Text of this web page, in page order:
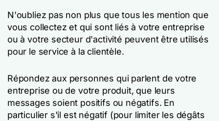
N'oubliez pas non plus que tous les mention que
vous collectez et qui sont liés à votre entreprise
ou à votre secteur d'activité peuvent être utilisés
pour le service à la clientèle.
Répondez aux personnes qui parlent de votre
entreprise ou de votre produit, que leurs
messages soient positifs ou négatifs. En
particulier s'il est négatif (pour limiter les dégâts